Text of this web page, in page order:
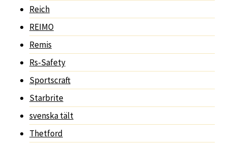
Reich
REIMO
Remis
Rs-Safety
Sportscraft
Starbrite
svenska tält
Thetford